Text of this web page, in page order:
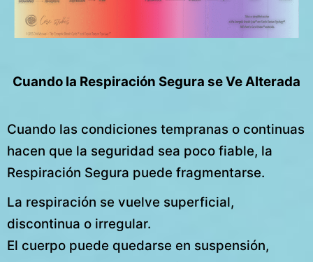
Cuando la Respiración Segura se Ve Alterada
Cuando las condiciones tempranas o continuas
hacen que la seguridad sea poco fiable, la
Respiración Segura puede fragmentarse.
La respiración se vuelve superficial,
discontinua o irregular.
El cuerpo puede quedarse en suspensión,